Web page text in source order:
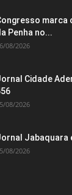
marca
Penha no...
08/2026
Cidade
08/2026
Jabaquara
08/2026